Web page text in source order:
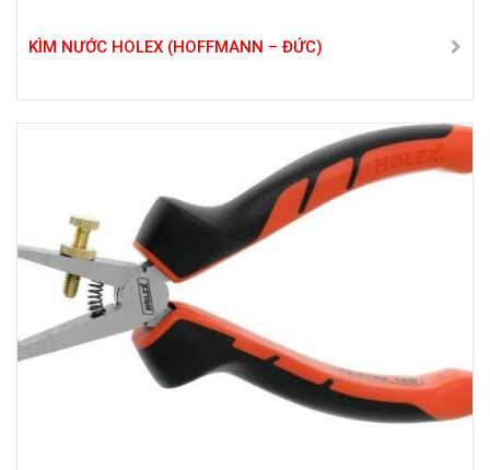
KÌM NƯỚC HOLEX (HOFFMANN – ĐỨC)